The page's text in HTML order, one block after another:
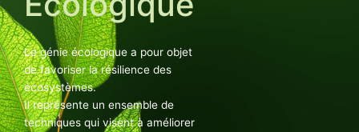
Le génie écologique a pour objet
de favoriser la résilience des
écosystèmes.
Il représente un ensemble de
techniques qui visent à améliorer